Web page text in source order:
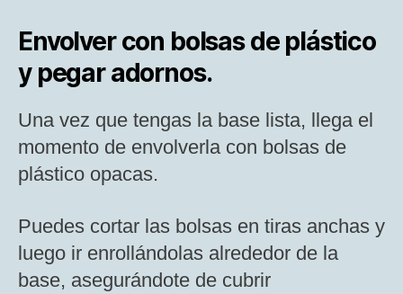
Envolver con bolsas de plástico
y pegar adornos.
Una vez que tengas la base lista, llega el
momento de envolverla con bolsas de
plástico opacas.
Puedes cortar las bolsas en tiras anchas y
luego ir enrollándolas alrededor de la
base, asegurándote de cubrir